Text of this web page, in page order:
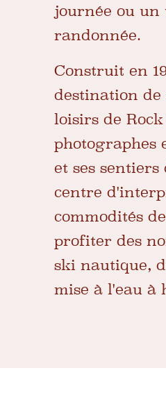
journée ou un
randonnée.
Construit en
destination de
loisirs de
photographes
et ses
centre
commodités
profiter des
ski nautique,
mise à l'eau à